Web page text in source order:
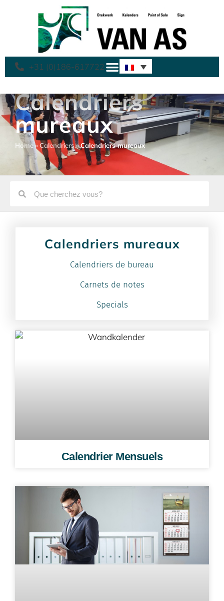
+31 (0)186-617722
Calendriers
mureaux
Home»Calendriers»Calendriers mureaux
Calendriers mureaux
Calendriers de bureau
Carnets de notes
Specials
Calendrier Mensuels